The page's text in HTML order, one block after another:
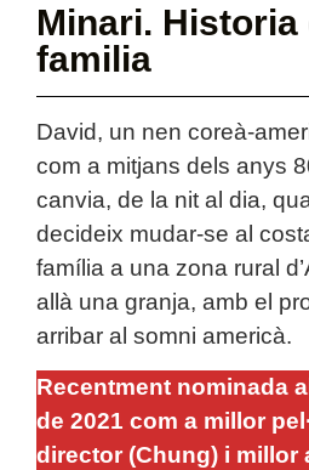
Minari. Historia
familia
David, un nen coreà-
com a mitjans dels anys
canvia, de la nit al dia,
decideix mudar-se al
família a una zona rural
allà una granja, amb el
arribar al somni americà.
Recentment nominada
de 2021 com a millor
director (Chung) i millor